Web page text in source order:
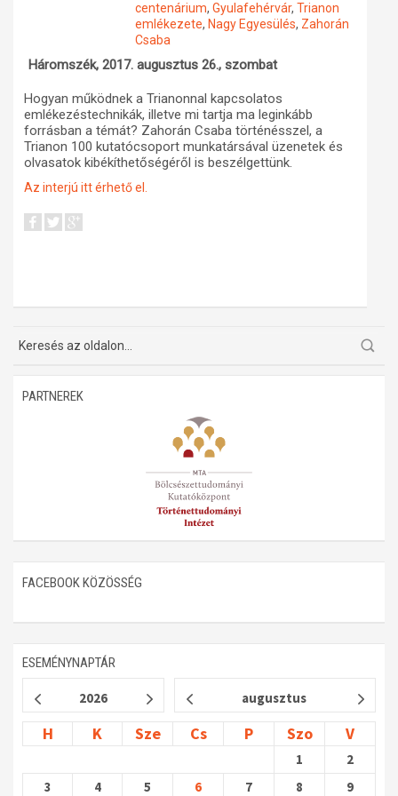
Műhelymunkák
centenárium, Gyulafehérvár, Trianon
emlékezete, Nagy Egyesülés, Zahorán
Csaba
Háromszék, 2017. augusztus 26., szombat
Hogyan működnek a Trianonnal kapcsolatos
emlékezéstechnikák, illetve mi tartja ma leginkább
forrásban a témát? Zahorán Csaba történésszel, a
Trianon 100 kutatócsoport munkatársával üzenetek és
olvasatok kibékíthetőségéről is beszélgettünk.
Az interjú itt érhető el.
PARTNEREK
FACEBOOK KÖZÖSSÉG
ESEMÉNYNAPTÁR
2026 augusztus
H K Sze Cs P Szo V
1
2
3
4 5 6 7 8 9